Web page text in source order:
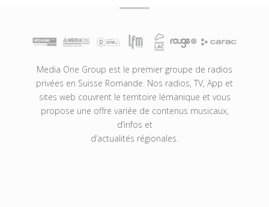
Media One Group est le premier groupe de radios
privées en Suisse Romande. Nos radios, TV, App et
sites web couvrent le territoire lémanique et vous
propose une offre variée de contenus musicaux,
d’infos et
d’actualités régionales.